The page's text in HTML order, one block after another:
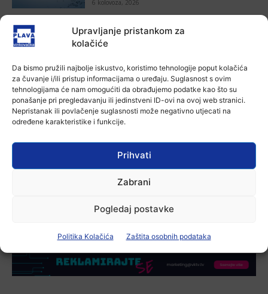
Upravljanje pristankom za
kolačiće
Da bismo pružili najbolje iskustvo, koristimo tehnologije poput kolačića
za čuvanje i/ili pristup informacijama o uređaju. Suglasnost s ovim
tehnologijama će nam omogućiti da obrađujemo podatke kao što su
ponašanje pri pregledavanju ili jedinstveni ID-ovi na ovoj web stranici.
Nepristanak ili povlačenje suglasnosti može negativno utjecati na
određene karakteristike i funkcije.
Prihvati
Zabrani
Pogledaj postavke
Politika Kolačića Zaštita osobnih podataka
6 kolovoza, 2026
Poziv na racionalno korištenje vode
6 kolovoza, 2026
Aktualno
U Osijeku obilježen Dan pobjede i
domovinske zahvalnosti i Dan
hrvatskih branitelja
Aktualno
Izložba Antuna Babića u vinkovačkoj
Galeriji Slavko Kopač